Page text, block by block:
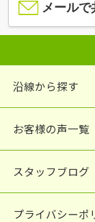
メールで
沿線から探す
お客様の声一覧
スタッフブログ
プライバシーポ